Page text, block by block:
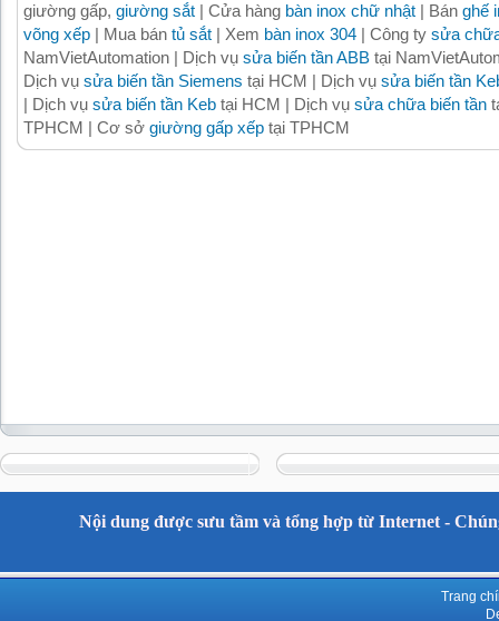
giường gấp, giường sắt | Cửa hàng bàn inox chữ nhật | Bán ghế
võng xếp | Mua bán tủ sắt | Xem bàn inox 304 | Công ty sửa
NamVietAutomation | Dịch vụ sửa biến tần ABB tại
Dịch vụ sửa biến tần Siemens tại HCM | Dịch vụ sửa biến tần
| Dịch vụ sửa biến tần Keb tại HCM | Dịch vụ sửa chữa biến tần
TPHCM | Cơ sở giường gấp xếp tại TPHCM
Nội dung được sưu tầm và tổng hợp từ Internet -
Trang